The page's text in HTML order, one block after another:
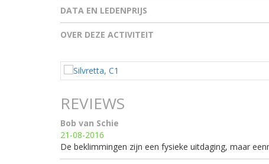
DATA EN LEDENPRIJS
OVER DEZE ACTIVITEIT
REVIEWS
Bob van Schie
21-08-2016
De beklimmingen zijn een fysieke uitdaging, maar